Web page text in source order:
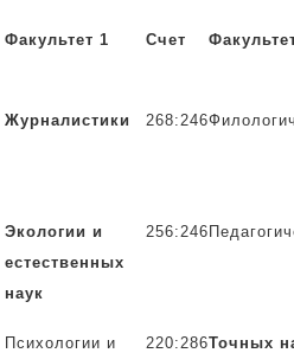
Факультет 1 Счет
Журналистики 268:246
Экологии и
естественных
наук
256:246
Психологии и
220:286Точных